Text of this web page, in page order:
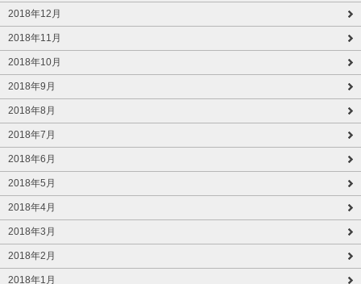
2018年12月
2018年11月
2018年10月
2018年9月
2018年8月
2018年7月
2018年6月
2018年5月
2018年4月
2018年3月
2018年2月
2018年1月